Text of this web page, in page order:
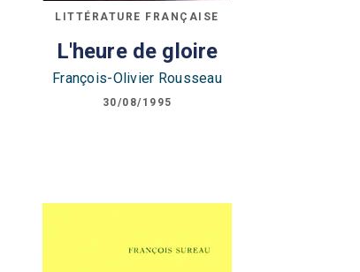
LITTÉRATURE FRANÇAISE
L'heure de gloire
François-Olivier Rousseau
30/08/1995